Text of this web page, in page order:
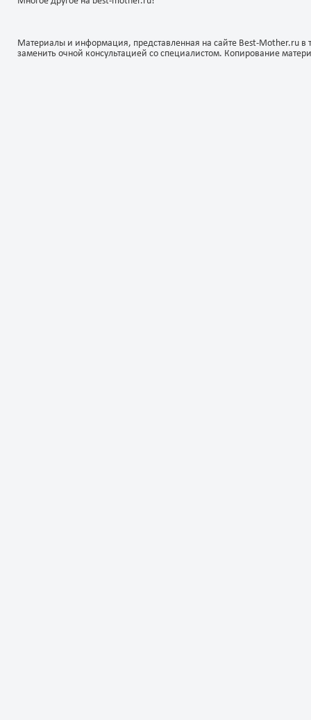
Материалы и информация, представленная на сайте Best-Mother.ru
заменить очной консультацией со специалистом. Копирование